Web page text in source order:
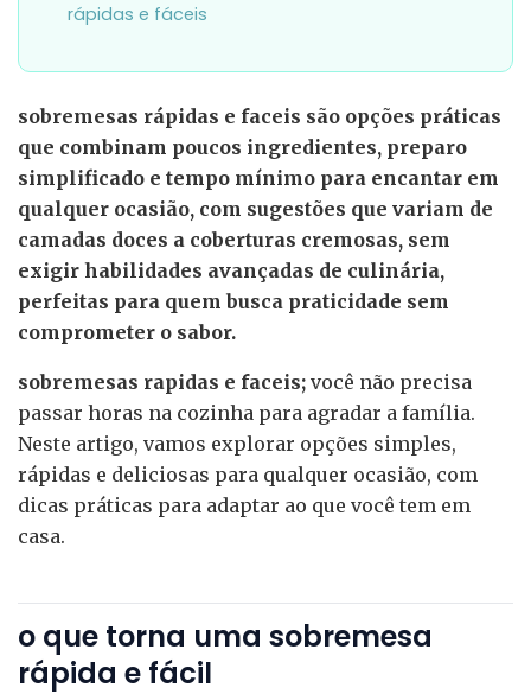
rápidas e fáceis
sobremesas rápidas e faceis são opções práticas
que combinam poucos ingredientes, preparo
simplificado e tempo mínimo para encantar em
qualquer ocasião, com sugestões que variam de
camadas doces a coberturas cremosas, sem
exigir habilidades avançadas de culinária,
perfeitas para quem busca praticidade sem
comprometer o sabor.
sobremesas rapidas e faceis; você não precisa
passar horas na cozinha para agradar a família.
Neste artigo, vamos explorar opções simples,
rápidas e deliciosas para qualquer ocasião, com
dicas práticas para adaptar ao que você tem em
casa.
o que torna uma sobremesa
rápida e fácil